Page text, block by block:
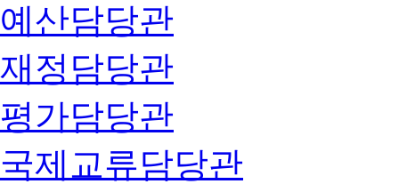
예산담당관
재정담당관
평가담당관
국제교류담당관